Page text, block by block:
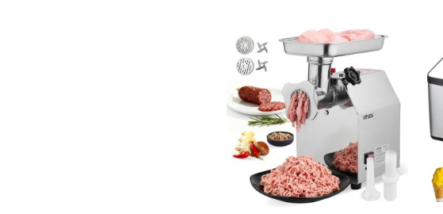
Plantknoppen en Bloemen